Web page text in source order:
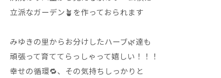
立派なガーデン🪴を作っておられます
みゆきの里からお分けしたハーブ🌿達も
頑張って育ててらっしゃって嬉しい！！！
幸せの循環🔁、その気持ちしっかりと